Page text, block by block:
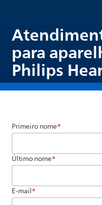
para
Philips
Primeiro nome*
Último nome*
E-mail*